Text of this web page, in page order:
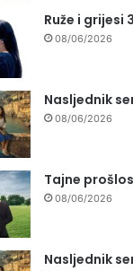
Ruže i grijesi
08/06/2026
Nasljednik
08/06/2026
Tajne
08/06/2026
Nasljednik